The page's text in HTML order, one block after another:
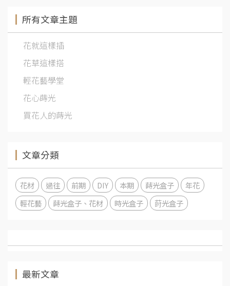
所有文章主題
花就這樣插
花草這樣搭
輕花藝學堂
花心蒔光
買花人的蒔光
文章分類
花材 過往 前期 DIY 本期 蒔光盒子
年花
輕花藝
蒔光盒子、花材 時光盒子 莳光盒子
最新文章